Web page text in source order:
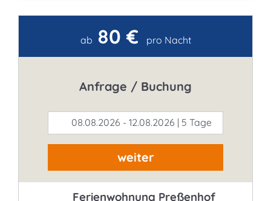
Kontakt
ab 80 € pro Nacht
Anfrage / Buchung
08.08.2026 - 12.08.2026 | 5 Tage
weiter
Ferienwohnung Preßenhof